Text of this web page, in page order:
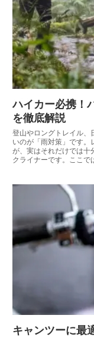
ハイカー必携！
を徹底解説
登山やロングトレイル、
いのが「雨対策」です。
が、実はそれだけでは十
クライナーです。ここで
キャンツーに最